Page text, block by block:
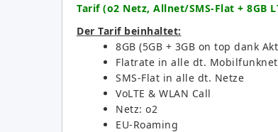
Tarif (o2 Netz, Allnet/SMS-Flat + 8GB
Der Tarif beinhaltet:
8GB (5GB + 3GB on top dank
Flatrate in alle dt.
SMS-Flat in alle dt. Netze
VoLTE & WLAN Call
Netz: o2
EU-Roaming